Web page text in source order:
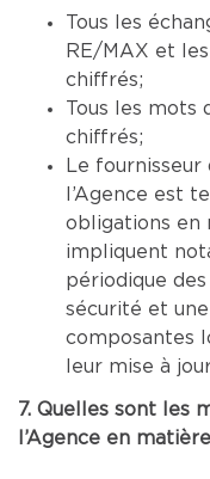
Tous les
RE/MAX et
chiffrés;
Tous les mots
chiffrés;
Le
l’Agence est
obligations en
impliquent
périodique
sécurité et
composantes
leur mise à
7. Quelles sont les
l’Agence en